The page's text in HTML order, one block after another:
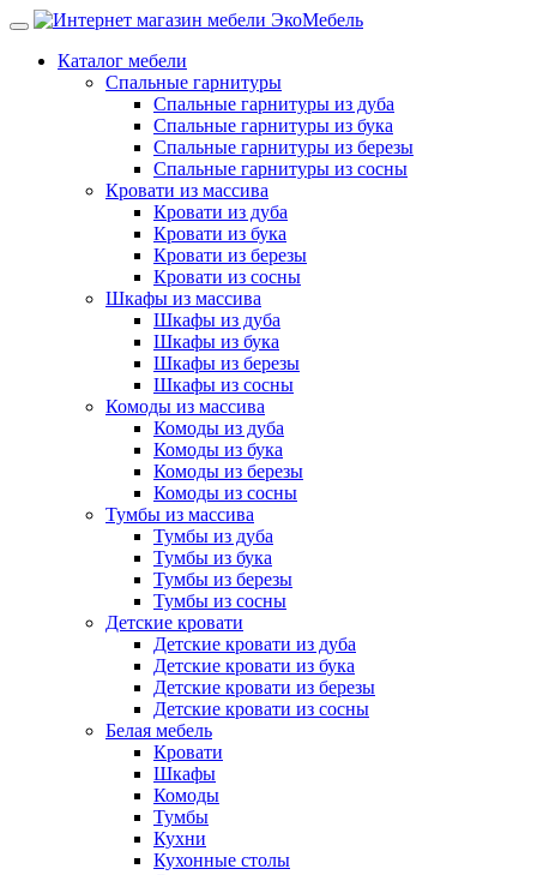
Каталог мебели
Спальные гарнитуры
Спальные гарнитуры из дуба
Спальные гарнитуры из бука
Спальные гарнитуры из березы
Спальные гарнитуры из сосны
Кровати из массива
Кровати из дуба
Кровати из бука
Кровати из березы
Кровати из сосны
Шкафы из массива
Шкафы из дуба
Шкафы из бука
Шкафы из березы
Шкафы из сосны
Комоды из массива
Комоды из дуба
Комоды из бука
Комоды из березы
Комоды из сосны
Тумбы из массива
Тумбы из дуба
Тумбы из бука
Тумбы из березы
Тумбы из сосны
Детские кровати
Детские кровати из дуба
Детские кровати из бука
Детские кровати из березы
Детские кровати из сосны
Белая мебель
Кровати
Шкафы
Комоды
Тумбы
Кухни
Кухонные столы